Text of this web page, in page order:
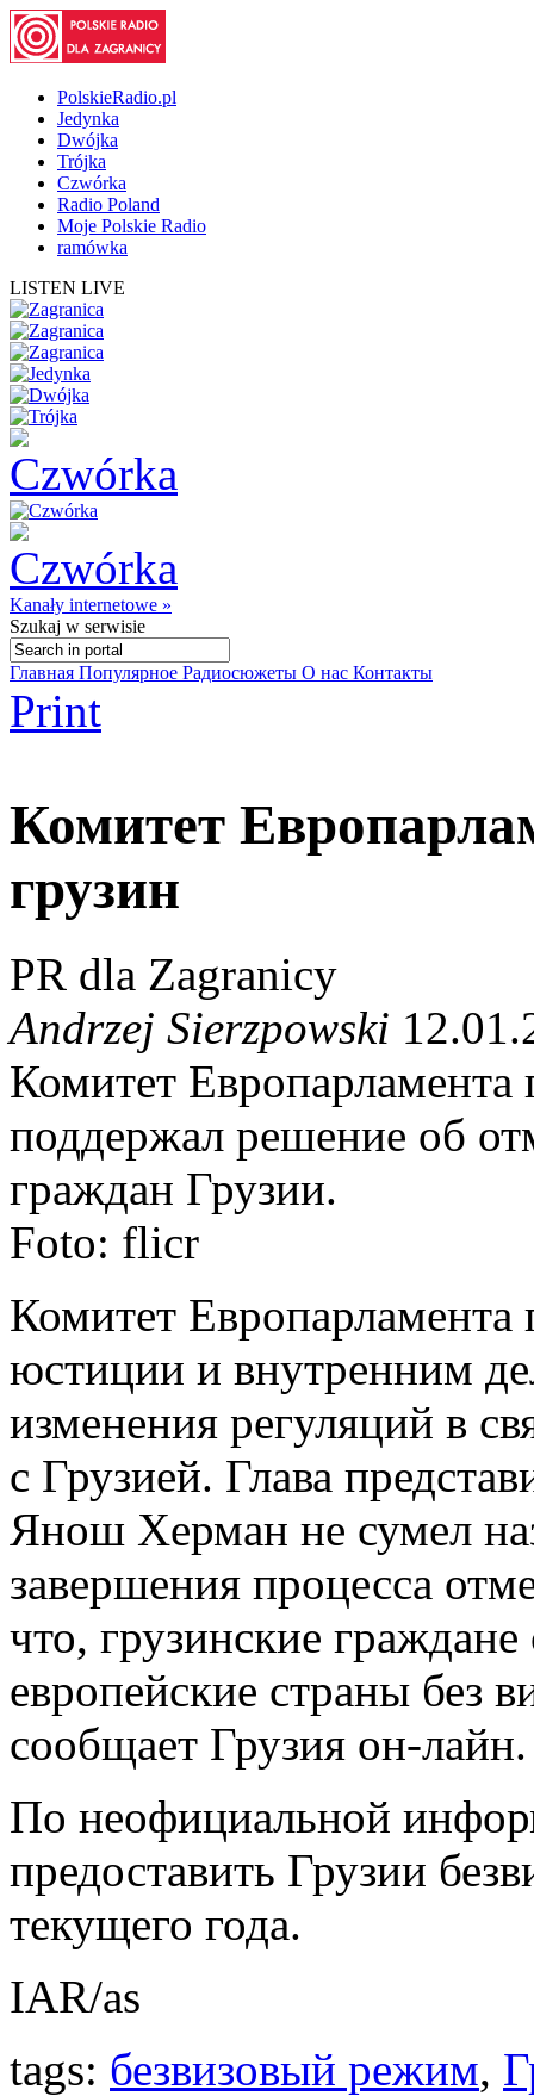
PolskieRadio.pl
Jedynka
Dwójka
Trójka
Czwórka
Radio Poland
Moje Polskie Radio
ramówka
LISTEN LIVE
Kanały internetowe »
Szukaj w serwisie
Главная Популярное Радиосюжеты О нас Контакты
Print
Комитет
грузин
PR dla Zagranicy
Andrzej Sierzpowski
Комитет
поддержал решение об
граждан Грузии.
Foto: flicr
Комитет
юстиции и внутренним
изменения регуляций в
с Грузией. Глава
Янош Херман не сумел
завершения процесса
что, грузинские
европейские страны без
сообщает Грузия он-лайн.
По неофициальной
предоставить Грузии
текущего года.
IAR/as
tags: безвизовый режим,